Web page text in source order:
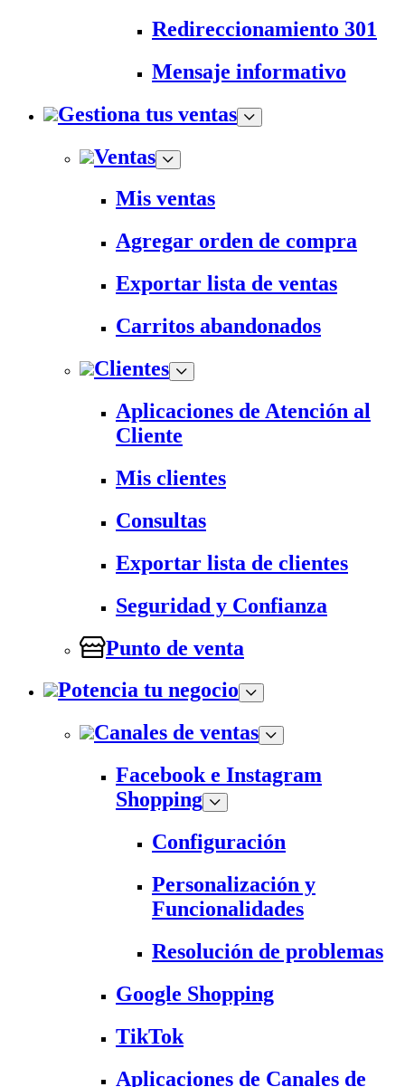
Redireccionamiento 301
Mensaje informativo
Gestiona tus ventas
Ventas
Mis ventas
Agregar orden de compra
Exportar lista de ventas
Carritos abandonados
Clientes
Aplicaciones de Atención al
Cliente
Mis clientes
Consultas
Exportar lista de clientes
Seguridad y Confianza
Punto de venta
Potencia tu negocio
Canales de ventas
Facebook e Instagram
Shopping
Configuración
Personalización y
Funcionalidades
Resolución de problemas
Google Shopping
TikTok
Aplicaciones de Canales de